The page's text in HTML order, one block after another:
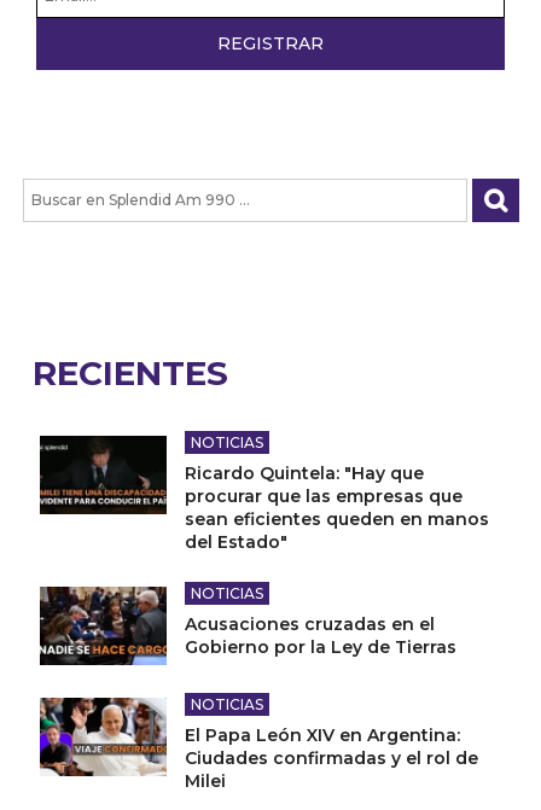
RECIENTES
NOTICIAS
Ricardo Quintela: "Hay que
procurar que las empresas que
sean eficientes queden en manos
del Estado"
NOTICIAS
Acusaciones cruzadas en el
Gobierno por la Ley de Tierras
NOTICIAS
El Papa León XIV en Argentina:
Ciudades confirmadas y el rol de
Milei